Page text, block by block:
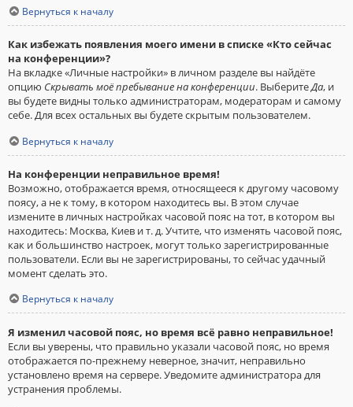
Вернуться к началу
Как избежать появления моего имени в списке «Кто сейчас
на конференции»?
На вкладке «Личные настройки» в личном разделе вы найдёте
опцию Скрывать моё пребывание на конференции. ВыберитеДа, и
вы будете видны только администраторам, модераторам и самому
себе. Для всех остальных вы будете скрытым пользователем.
Вернуться к началу
На конференции неправильное время!
Возможно, отображается время, относящееся к другому часовому
поясу, а не к тому, в котором находитесь вы. В этом случае
измените в личных настройках часовой пояс на тот, в котором вы
находитесь: Москва, Киев и т. д. Учтите, что изменять часовой пояс,
как и большинство настроек, могут только зарегистрированные
пользователи. Если вы не зарегистрированы, то сейчас удачный
момент сделать это.
Вернуться к началу
Я изменил часовой пояс, но время всё равно неправильное!
Если вы уверены, что правильно указали часовой пояс, но время
отображается по-прежнему неверное, значит, неправильно
установлено время на сервере. Уведомите администратора для
устранения проблемы.